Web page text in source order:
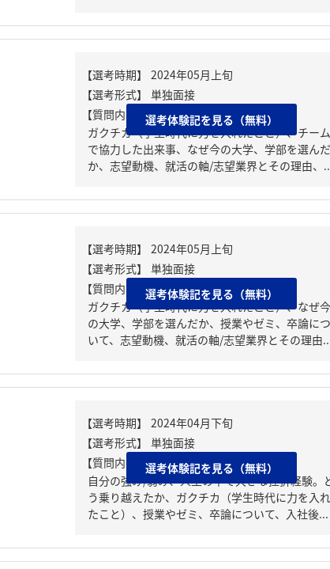
【質問内容・課題】
ガクチカ（学生時代に力を入れたこと）、チーム
で協力した出来事、なぜ今の大学、学部を選んだ
か、志望動機、就活の軸/志望業界とその理由、
選考体験記を見る（無料）
【質問内容・課題】
ガクチカ（学生時代に力を入れたこと）、なぜ今
の大学、学部を選んだか、授業やゼミ、卒論につ
いて、志望動機、就活の軸/志望業界とその理由
選考体験記を見る（無料）
【質問内容・課題】
自分の強み/弱み、人生の中で大きな挫折経験。
う乗り越えたか、ガクチカ（学生時代に力を入れ
たこと）、授業やゼミ、卒論について、入社後...
選考体験記を見る（無料）